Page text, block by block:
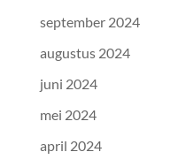
september 2024
augustus 2024
juni 2024
mei 2024
april 2024